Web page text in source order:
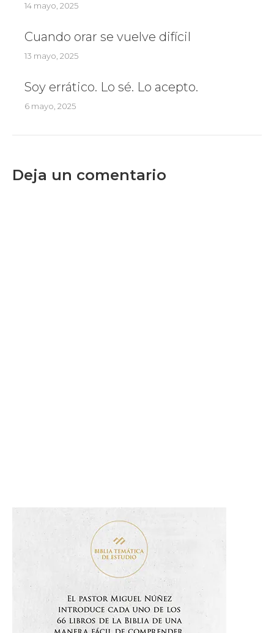
14 mayo, 2025
Cuando orar se vuelve difícil
13 mayo, 2025
Soy errático. Lo sé. Lo acepto.
6 mayo, 2025
Deja un comentario